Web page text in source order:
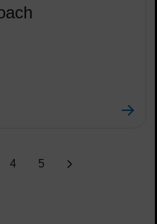
Liste de liens de pagination :
4 5
suivant